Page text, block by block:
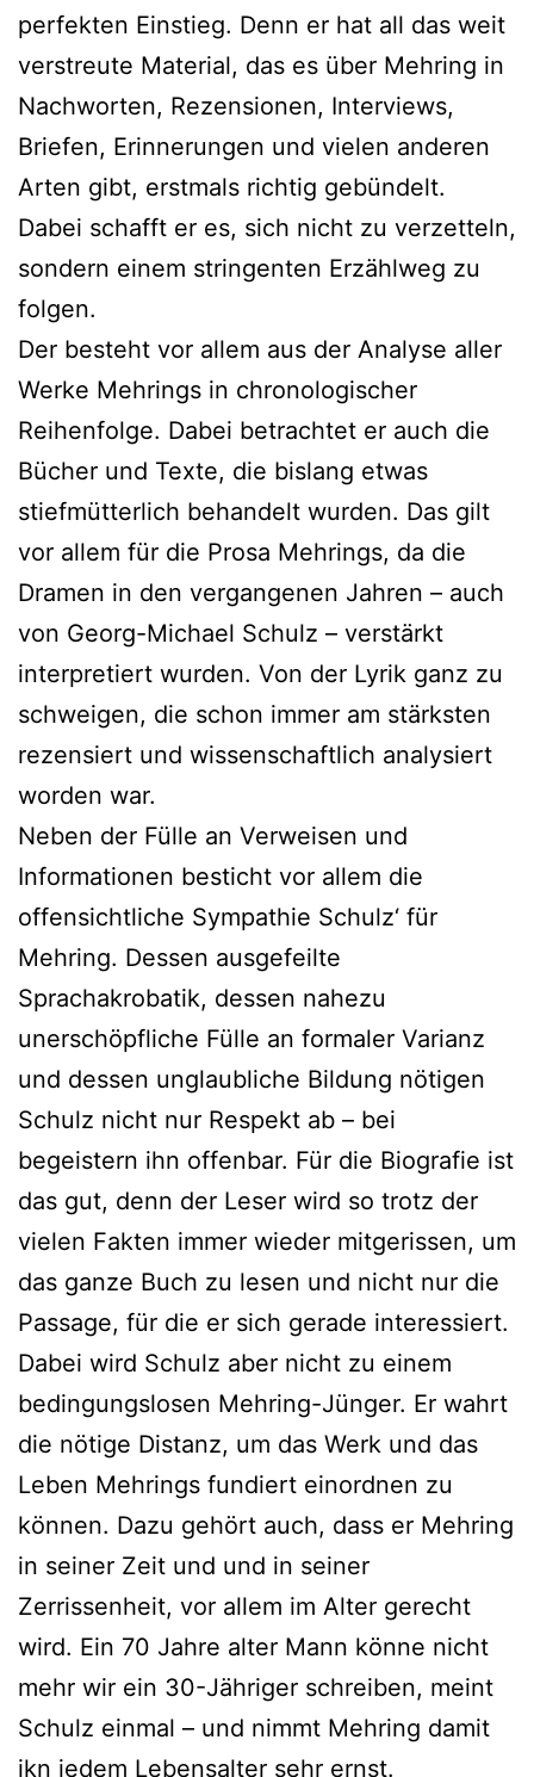
perfekten Einstieg. Denn er hat all das weit
verstreute Material, das es über Mehring in
Nachworten, Rezensionen, Interviews,
Briefen, Erinnerungen und vielen anderen
Arten gibt, erstmals richtig gebündelt.
Dabei schafft er es, sich nicht zu verzetteln,
sondern einem stringenten Erzählweg zu
folgen.
Der besteht vor allem aus der Analyse aller
Werke Mehrings in chronologischer
Reihenfolge. Dabei betrachtet er auch die
Bücher und Texte, die bislang etwas
stiefmütterlich behandelt wurden. Das gilt
vor allem für die Prosa Mehrings, da die
Dramen in den vergangenen Jahren – auch
von Georg-Michael Schulz – verstärkt
interpretiert wurden. Von der Lyrik ganz zu
schweigen, die schon immer am stärksten
rezensiert und wissenschaftlich analysiert
worden war.
Neben der Fülle an Verweisen und
Informationen besticht vor allem die
offensichtliche Sympathie Schulz‘ für
Mehring. Dessen ausgefeilte
Sprachakrobatik, dessen nahezu
unerschöpfliche Fülle an formaler Varianz
und dessen unglaubliche Bildung nötigen
Schulz nicht nur Respekt ab – bei
begeistern ihn offenbar. Für die Biografie ist
das gut, denn der Leser wird so trotz der
vielen Fakten immer wieder mitgerissen, um
das ganze Buch zu lesen und nicht nur die
Passage, für die er sich gerade interessiert.
Dabei wird Schulz aber nicht zu einem
bedingungslosen Mehring-Jünger. Er wahrt
die nötige Distanz, um das Werk und das
Leben Mehrings fundiert einordnen zu
können. Dazu gehört auch, dass er Mehring
in seiner Zeit und und in seiner
Zerrissenheit, vor allem im Alter gerecht
wird. Ein 70 Jahre alter Mann könne nicht
mehr wir ein 30-Jähriger schreiben, meint
Schulz einmal – und nimmt Mehring damit
ikn jedem Lebensalter sehr ernst.